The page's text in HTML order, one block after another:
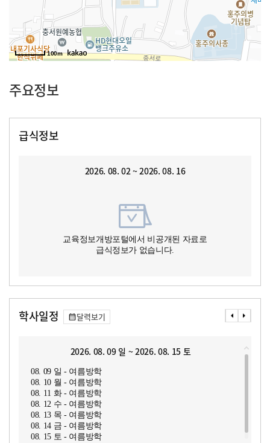
100m
주요정보
급식정보
2026. 08. 02 ~ 2026. 08. 16
교육정보개방포털에서 비공개된 자료로
급식정보가 없습니다.
학사일정 달력보기
2026. 08. 09 일 ~ 2026. 08. 15 토
08. 09 일 - 여름방학
08. 10 월 - 여름방학
08. 11 화 - 여름방학
08. 12 수 - 여름방학
08. 13 목 - 여름방학
08. 14 금 - 여름방학
08. 15 토 - 여름방학